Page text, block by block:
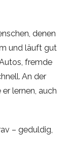
denen
und läuft gut
fremde
An der
lernen, auch
– geduldig,